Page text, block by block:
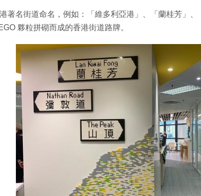
著名街道命名，例如：「維多利亞港」、「蘭桂芳」
夥粒拼砌而成的香港街道路牌。